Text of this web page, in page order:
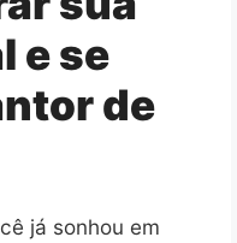
e se
de
já sonhou em